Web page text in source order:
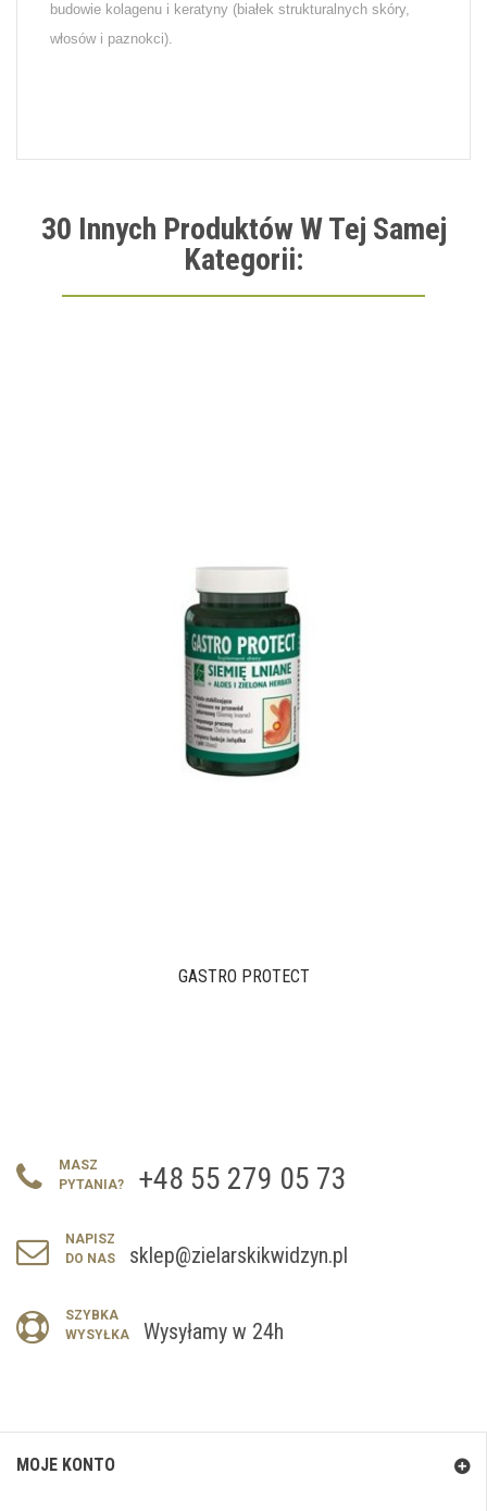
budowie kolagenu i keratyny (białek strukturalnych skóry,
włosów i paznokci).
30 Innych Produktów W Tej Samej
Kategorii:
GASTRO PROTECT
MASZ
PYTANIA?
+48 55 279 05 73
NAPISZ
DO NAS
sklep@zielarskikwidzyn.pl
SZYBKA
WYSYŁKA
Wysyłamy w 24h
MOJE KONTO